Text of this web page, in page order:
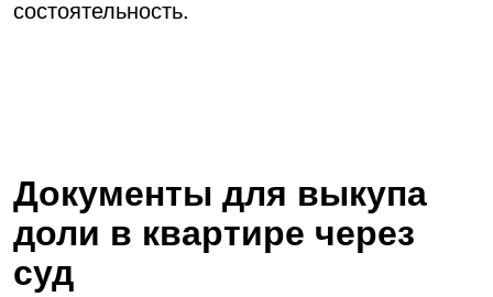
состоятельность.
Документы для выкупа
доли в квартире через
суд